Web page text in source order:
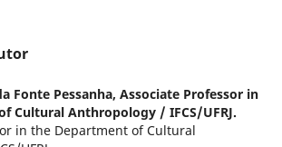
Fonte Pessanha, Associate Professor in
Cultural Anthropology / IFCS/UFRJ.
in the Department of Cultural